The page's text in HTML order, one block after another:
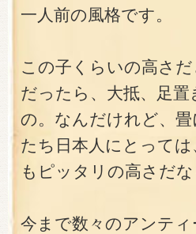
一人前の風格です。
この子くらいの高さ
だったら、大抵、足置
の。なんだけれど、
たち日本人にとって
もピッタリの高さだな
今まで数々のアンテ